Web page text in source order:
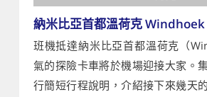
納米比亞首都溫荷克 Windhoek
班機抵達納米比亞首都溫荷克（
氣的探險卡車將於機場迎接大家。
行簡短行程說明，介紹接下來幾天